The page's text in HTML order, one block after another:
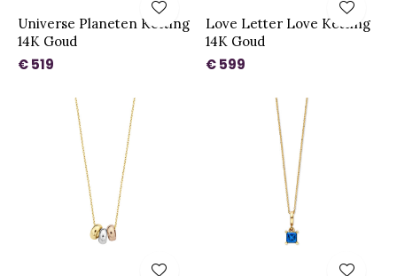
Universe Planeten Ketting
14K Goud
€ 519
Love Letter Love Ketting
14K Goud
€ 599